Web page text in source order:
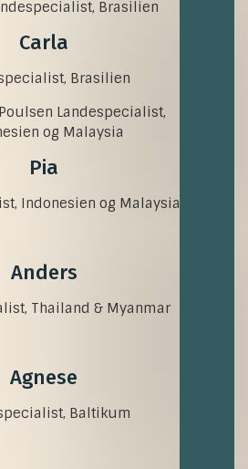
Carla
Brasilien
Pia
Indonesien og Malaysia
Anders
Thailand & Myanmar
Agnese
Baltikum